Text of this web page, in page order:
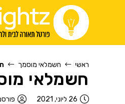
ראשי חשמלאי מוסמך
חשמלאי
26 ליוני, 2021